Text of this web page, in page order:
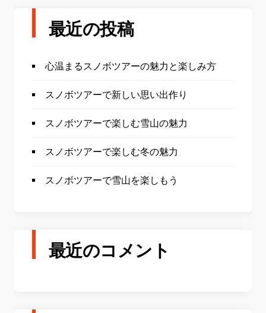
最近の投稿
心温まるスノボツアーの魅力と楽しみ方
スノボツアーで新しい思い出作り
スノボツアーで楽しむ雪山の魅力
スノボツアーで楽しむ冬の魅力
スノボツアーで雪山を楽しもう
最近のコメント